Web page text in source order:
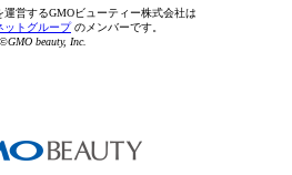
運営するGMOビューティー株式会社は
ットグループのメンバーです。
©GMO beauty, Inc.